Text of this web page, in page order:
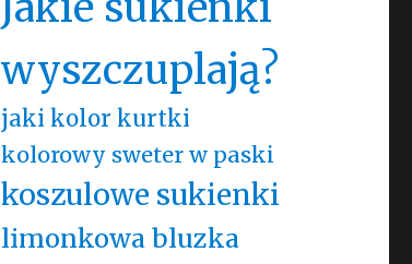
wyszczuplają?
jaki kolor kurtki
kolorowy sweter w paski
koszulowe sukienki
limonkowa bluzka